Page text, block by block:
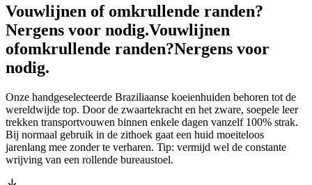
Vouwlijnen of omkrullende randen?
Nergens voor nodig.Vouwlijnen
ofomkrullende randen?Nergens voor
nodig.
Onze handgeselecteerde Braziliaanse koeienhuiden behoren tot de
wereldwijde top. Door de zwaartekracht en het zware, soepele leer
trekken transportvouwen binnen enkele dagen vanzelf 100% strak.
Bij normaal gebruik in de zithoek gaat een huid moeiteloos
jarenlang mee zonder te verharen. Tip: vermijd wel de constante
wrijving van een rollende bureaustoel.